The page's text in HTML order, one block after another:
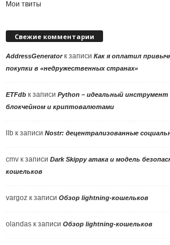
Мои твиты
Свежие комментарии
AddressGeneratorк записи Как я оплатил
покупки в «недружественных странах»
ETFdb к записи Python – идеальный
блокчейном и криптовалютами
llb к записи Nostr: децентрализованные
cmv к записи Dark Skippy атака и модель
кошельков
vargoz к записи Обзор lightning-кошельков
olandas к записи Обзор lightning-кошельков